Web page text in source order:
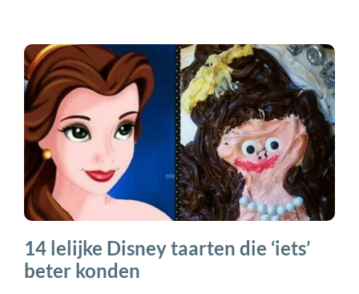
14 lelijke Disney taarten die ‘iets’
beter konden